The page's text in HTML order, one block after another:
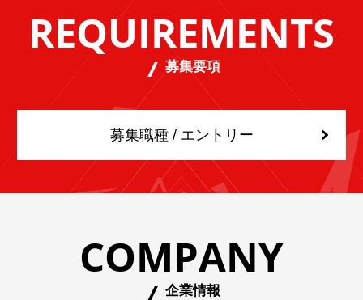
REQUIREMENTS
募集要項
募集職種 / エントリー
COMPANY
企業情報